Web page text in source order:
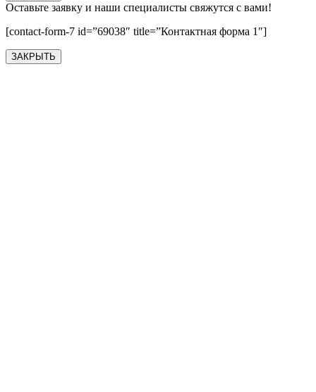
Оставьте заявку и наши специалисты свяжутся с вами!
[contact-form-7 id=”69038″ title=”Контактная форма 1″]
ЗАКРЫТЬ